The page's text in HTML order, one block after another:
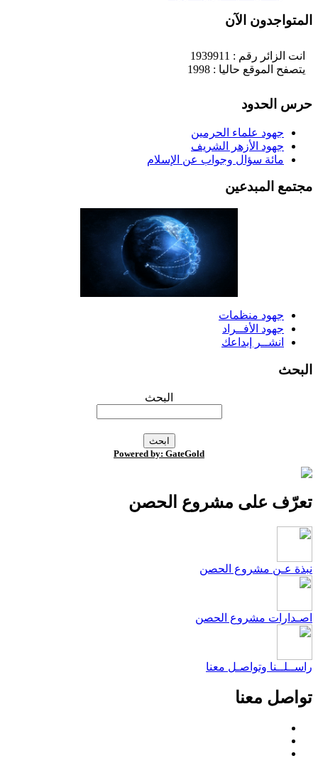
الآن
انت الزائر رقم : 1939911
يتصفح الموقع حاليا : 1998
الحدود
جهود علماء الحرمين
جهود الأزهر الشريف
مائة سؤال وجواب عن الإسلام
المبدعين
جهود منظمات
جهود الأفــراد
انشــر إبداعك
البحث
Powered by: GateGold
على مشروع الحصن
عـن مشروع الحصن
مشروع الحصن
وتواصـل معنا
معنا